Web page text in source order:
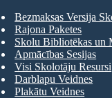
Bezmaksas Versija
Rajona Paketes
Skolu Bibliotēkas un
Apmācības Sesijas
Visi Skolotāju Resursi
Darblapu Veidnes
Plakātu Veidnes